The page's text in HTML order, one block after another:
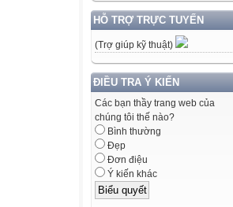
HỖ TRỢ TRỰC TUYẾN
(Trợ giúp kỹ thuật)
ĐIỀU TRA Ý KIẾN
Các bạn thầy trang web của
chúng tôi thế nào?
Bình thường
Đẹp
Đơn điệu
Ý kiến khác